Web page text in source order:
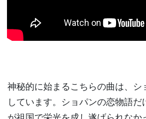
神秘的に始まるこちらの曲は、シ
しています。ショパンの恋物語